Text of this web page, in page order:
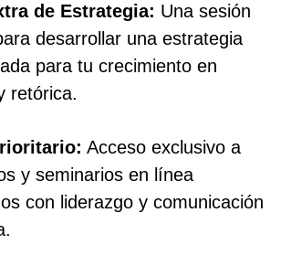
de Estrategia: Una sesión
desarrollar una estrategia
para tu crecimiento en
retórica.
Acceso exclusivo a
y seminarios en línea
con liderazgo y comunicación